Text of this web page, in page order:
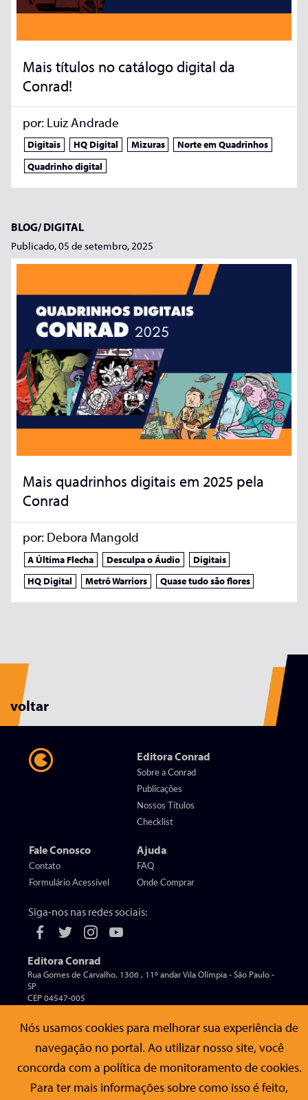
Mais títulos no catálogo digital da
Conrad!
por: Luiz Andrade
Digitais HQ Digital Mizuras
Norte em Quadrinhos
Quadrinho digital
BLOG/DIGITAL
Publicado, 05 de setembro, 2025
Mais quadrinhos digitais em 2025 pela
Conrad
por: Debora Mangold
A Última Flecha Desculpa o Áudio
Digitais
HQ Digital
Metrô Warriors Quase tudo são flores
voltar
Editora Conrad
Sobre a Conrad
Publicações
Nossos Títulos
Checklist
Fale Conosco
Contato
Formulário Acessível
Ajuda
FAQ
Onde Comprar
Siga-nos nas redes sociais:
Editora Conrad
Rua Gomes de Carvalho, 1306 , 11º andar Vila Olímpia - São Paulo -
SP
CEP 04547-005
© Editora Conrad - Todos os direitos reservados
Nós usamos cookies para melhorar sua experiência de
navegação no portal. Ao utilizar nosso site, você
concorda com a política de monitoramento de cookies.
Para ter mais informações sobre como isso é feito,